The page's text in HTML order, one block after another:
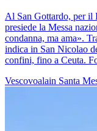
Al San Gottardo, per il
presiede la Messa
condanna, ma ama».
indica in San Nicolao
confini, fino a Ceuta.
Vescovoalain Santa